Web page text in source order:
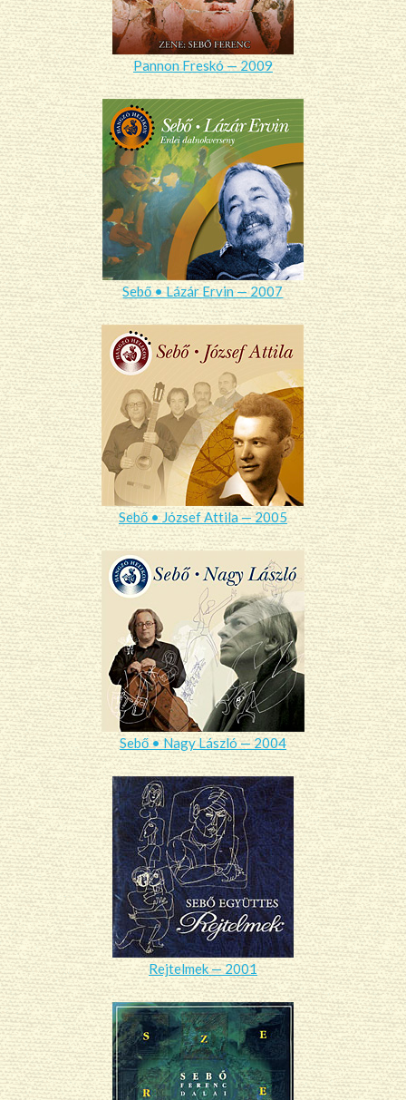
Pannon Freskó — 2009
Sebő • Lázár Ervin — 2007
Sebő • József Attila — 2005
Sebő • Nagy László — 2004
Rejtelmek — 2001